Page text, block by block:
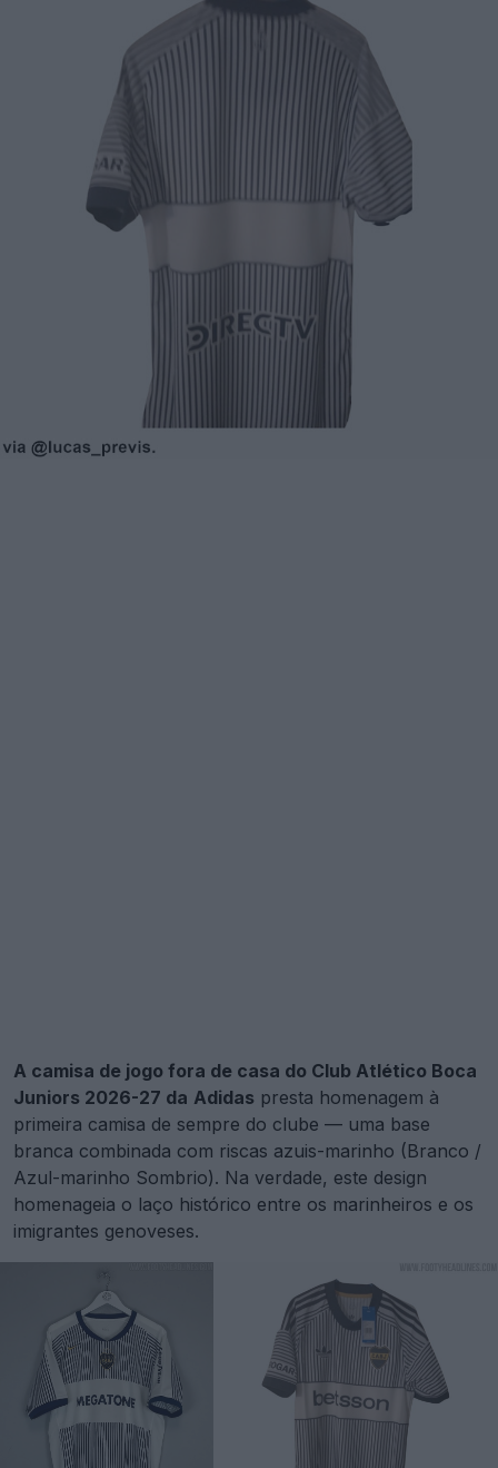
A camisa de jogo fora de casa do Club Atlético Boca
Juniors 2026-27 da Adidas presta homenagem à
primeira camisa de sempre do clube — uma base
branca combinada com riscas azuis-marinho (Branco /
Azul-marinho Sombrio). Na verdade, este design
homenageia o laço histórico entre os marinheiros e os
imigrantes genoveses.